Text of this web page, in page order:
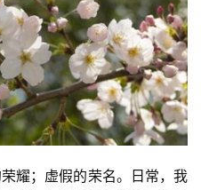
耀；虚假的荣名。日常，我